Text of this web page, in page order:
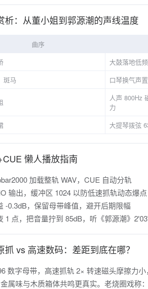
析：从董小姐到郭源潮的声线温度
曲序
大鼓落地低
斑马
口琴换气声
人声 800Hz
力
大提琴拨弦
懒人播放指南
加载整轨 WAV，CUE 自动分轨
输出，缓冲区 1024 以防低速抓轨动态爆点
-0.3dB，保留母带峰值，避开后期限幅
1 点，把音量拧到 85dB，听《郭源潮》
抓 vs 高速数码：差距到底在哪？
数字母带，高速抓轨 2× 转速磁头摩擦力
属味与木质箱体共鸣更真实。老烧圈戏称